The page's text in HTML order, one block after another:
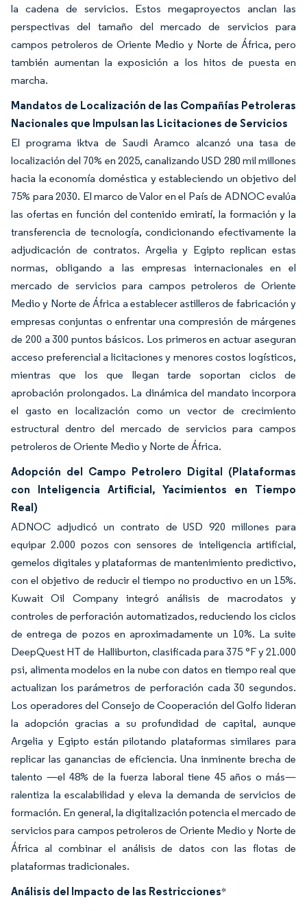
la cadena de servicios. Estos megaproyectos anclan las
perspectivas del tamaño del mercado de servicios para
campos petroleros de Oriente Medio y Norte de África, pero
también aumentan la exposición a los hitos de puesta en
marcha.
Mandatos de Localización de las Compañías Petroleras
Nacionales que Impulsan las Licitaciones de Servicios
El programa iktva de Saudi Aramco alcanzó una tasa de
localización del 70% en 2025, canalizando USD 280 mil millones
hacia la economía doméstica y estableciendo un objetivo del
75% para 2030. El marco de Valor en el País de ADNOC evalúa
las ofertas en función del contenido emiratí, la formación y la
transferencia de tecnología, condicionando efectivamente la
adjudicación de contratos. Argelia y Egipto replican estas
normas, obligando a las empresas internacionales en el
mercado de servicios para campos petroleros de Oriente
Medio y Norte de África a establecer astilleros de fabricación y
empresas conjuntas o enfrentar una compresión de márgenes
de 200 a 300 puntos básicos. Los primeros en actuar aseguran
acceso preferencial a licitaciones y menores costos logísticos,
mientras que los que llegan tarde soportan ciclos de
aprobación prolongados. La dinámica del mandato incorpora
el gasto en localización como un vector de crecimiento
estructural dentro del mercado de servicios para campos
petroleros de Oriente Medio y Norte de África.
Adopción del Campo Petrolero Digital (Plataformas
con Inteligencia Artificial, Yacimientos en Tiempo
Real)
ADNOC adjudicó un contrato de USD 920 millones para
equipar 2.000 pozos con sensores de inteligencia artificial,
gemelos digitales y plataformas de mantenimiento predictivo,
con el objetivo de reducir el tiempo no productivo en un 15%.
Kuwait Oil Company integró análisis de macrodatos y
controles de perforación automatizados, reduciendo los ciclos
de entrega de pozos en aproximadamente un 10%. La suite
DeepQuest HT de Halliburton, clasificada para 375 °F y 21.000
psi, alimenta modelos en la nube con datos en tiempo real que
actualizan los parámetros de perforación cada 30 segundos.
Los operadores del Consejo de Cooperación del Golfo lideran
la adopción gracias a su profundidad de capital, aunque
Argelia y Egipto están pilotando plataformas similares para
replicar las ganancias de eficiencia. Una inminente brecha de
talento —el 48% de la fuerza laboral tiene 45 años o más—
ralentiza la escalabilidad y eleva la demanda de servicios de
formación. En general, la digitalización potencia el mercado de
servicios para campos petroleros de Oriente Medio y Norte de
África al combinar el análisis de datos con las flotas de
plataformas tradicionales.
Análisis del Impacto de las Restricciones*